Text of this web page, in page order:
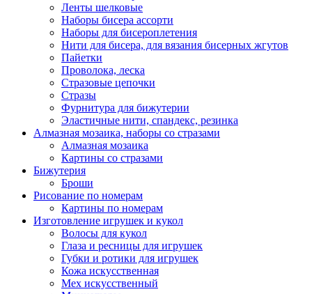
Ленты шелковые
Наборы бисера ассорти
Наборы для бисероплетения
Нити для бисера, для вязания бисерных жгутов
Пайетки
Проволока, леска
Стразовые цепочки
Стразы
Фурнитура для бижутерии
Эластичные нити, спандекс, резинка
Алмазная мозаика, наборы со стразами
Алмазная мозаика
Картины co стразами
Бижутерия
Броши
Рисование по номерам
Картины по номерам
Изготовление игрушек и кукол
Волосы для кукол
Глаза и ресницы для игрушек
Губки и ротики для игрушек
Кожа искусственная
Мех искусственный